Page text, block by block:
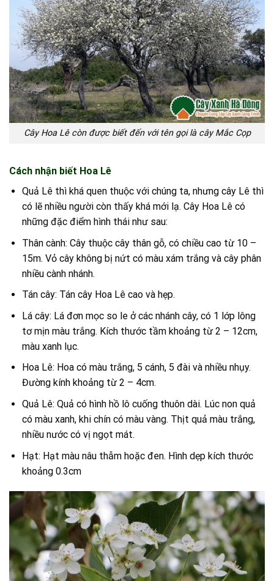
Cây Hoa Lê còn được biết đến với tên gọi là cây Mắc Cọp
Cách nhận biết Hoa Lê
Quả Lê thì khá quen thuộc với chúng ta, nhưng cây Lê thì
có lẽ nhiều người còn thấy khá mới lạ. Cây Hoa Lê có
những đặc điểm hình thái như sau:
Thân cành: Cây thuộc cây thân gỗ, có chiều cao từ 10 –
15m. Vỏ cây không bị nứt có màu xám trắng và cây phân
nhiều cành nhánh.
Tán cây: Tán cây Hoa Lê cao và hẹp.
Lá cây: Lá đơn mọc so le ở các nhánh cây, có 1 lớp lông
tơ mịn màu trắng. Kích thước tầm khoảng từ 2 – 12cm,
màu xanh lục.
Hoa Lê: Hoa có màu trắng, 5 cánh, 5 đài và nhiều nhụy.
Đường kính khoảng từ 2 – 4cm.
Quả Lê: Quả có hình hồ lô cuống thuôn dài. Lúc non quả
có màu xanh, khi chín có màu vàng. Thịt quả màu trắng,
nhiều nước có vị ngọt mát.
Hạt: Hạt màu nâu thẫm hoặc đen. Hình dẹp kích thước
khoảng 0.3cm